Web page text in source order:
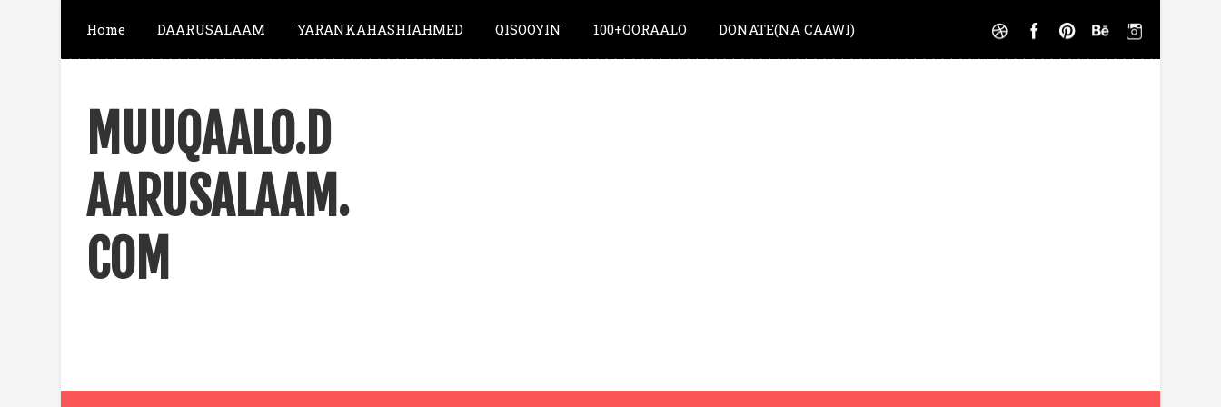
Home DAARUSALAAM YARANKAHASHIAHMED QISOOYIN 100+QORAALO DONATE(NA CAAWI)
MUUQAALO.D
AARUSALAAM.
COM